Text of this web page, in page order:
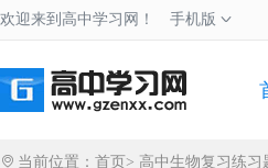
欢迎来到高中学习网！ 手机版
当前位置： 首页 > 高中生物复习练